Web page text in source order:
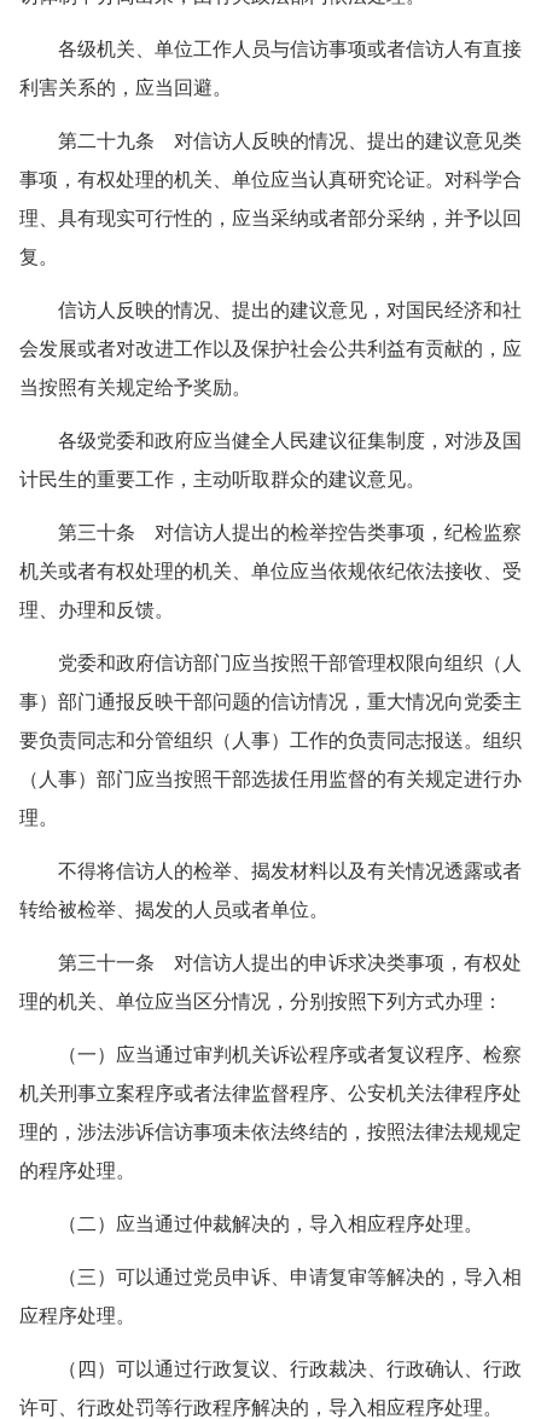
各级机关、单位工作人员与信访事项或者信访人有直接
利害关系的，应当回避。
第二十九条 对信访人反映的情况、提出的建议意见类
事项，有权处理的机关、单位应当认真研究论证。对科学合
理、具有现实可行性的，应当采纳或者部分采纳，并予以回
复。
信访人反映的情况、提出的建议意见，对国民经济和社
会发展或者对改进工作以及保护社会公共利益有贡献的，应
当按照有关规定给予奖励。
各级党委和政府应当健全人民建议征集制度，对涉及国
计民生的重要工作，主动听取群众的建议意见。
第三十条 对信访人提出的检举控告类事项，纪检监察
机关或者有权处理的机关、单位应当依规依纪依法接收、受
理、办理和反馈。
党委和政府信访部门应当按照干部管理权限向组织（人
事）部门通报反映干部问题的信访情况，重大情况向党委主
要负责同志和分管组织（人事）工作的负责同志报送。组织
（人事）部门应当按照干部选拔任用监督的有关规定进行办
理。
不得将信访人的检举、揭发材料以及有关情况透露或者
转给被检举、揭发的人员或者单位。
第三十一条 对信访人提出的申诉求决类事项，有权处
理的机关、单位应当区分情况，分别按照下列方式办理：
（一）应当通过审判机关诉讼程序或者复议程序、检察
机关刑事立案程序或者法律监督程序、公安机关法律程序处
理的，涉法涉诉信访事项未依法终结的，按照法律法规规定
的程序处理。
（二）应当通过仲裁解决的，导入相应程序处理。
（三）可以通过党员申诉、申请复审等解决的，导入相
应程序处理。
（四）可以通过行政复议、行政裁决、行政确认、行政
许可、行政处罚等行政程序解决的，导入相应程序处理。